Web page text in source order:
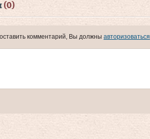
(0)
комментарий, Вы должны авторизоваться